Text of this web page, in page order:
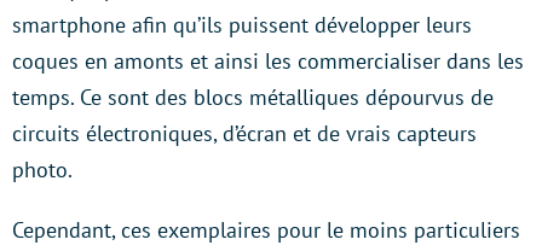
smartphone afin qu’ils puissent développer leurs
coques en amonts et ainsi les commercialiser dans les
temps. Ce sont des blocs métalliques dépourvus de
circuits électroniques, d’écran et de vrais capteurs
photo.
Cependant, ces exemplaires pour le moins particuliers